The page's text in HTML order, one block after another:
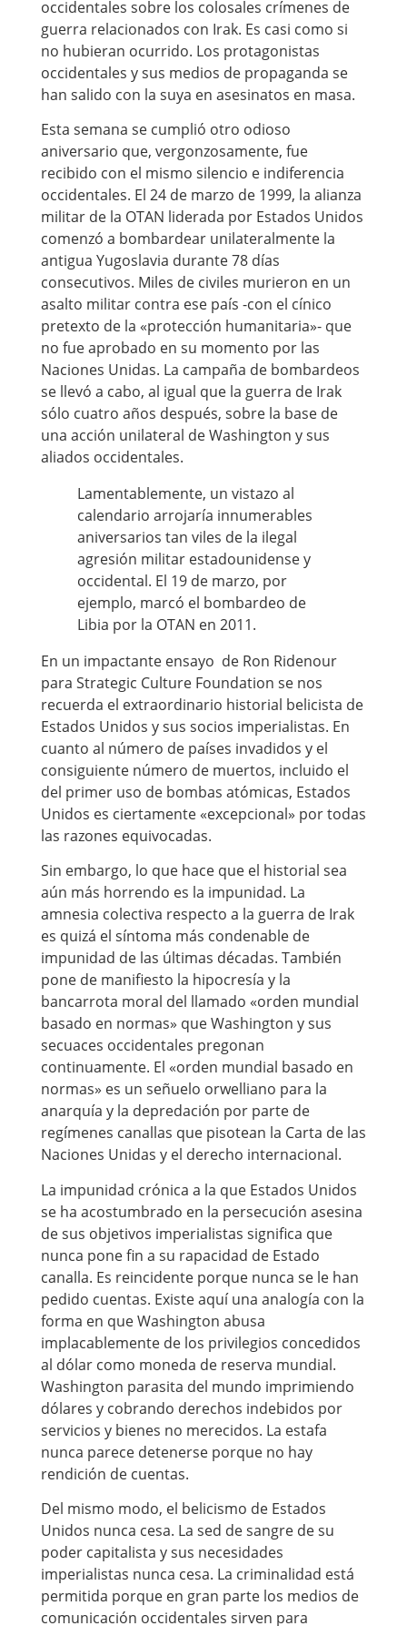
occidentales sobre los colosales crímenes de
guerra relacionados con Irak. Es casi como si
no hubieran ocurrido. Los protagonistas
occidentales y sus medios de propaganda se
han salido con la suya en asesinatos en masa.
Esta semana se cumplió otro odioso
aniversario que, vergonzosamente, fue
recibido con el mismo silencio e indiferencia
occidentales. El 24 de marzo de 1999, la alianza
militar de la OTAN liderada por Estados Unidos
comenzó a bombardear unilateralmente la
antigua Yugoslavia durante 78 días
consecutivos. Miles de civiles murieron en un
asalto militar contra ese país -con el cínico
pretexto de la «protección humanitaria»- que
no fue aprobado en su momento por las
Naciones Unidas. La campaña de bombardeos
se llevó a cabo, al igual que la guerra de Irak
sólo cuatro años después, sobre la base de
una acción unilateral de Washington y sus
aliados occidentales.
Lamentablemente, un vistazo al
calendario arrojaría innumerables
aniversarios tan viles de la ilegal
agresión militar estadounidense y
occidental. El 19 de marzo, por
ejemplo, marcó el bombardeo de
Libia por la OTAN en 2011.
En un impactante ensayo de Ron Ridenour
para Strategic Culture Foundation se nos
recuerda el extraordinario historial belicista de
Estados Unidos y sus socios imperialistas. En
cuanto al número de países invadidos y el
consiguiente número de muertos, incluido el
del primer uso de bombas atómicas, Estados
Unidos es ciertamente «excepcional» por todas
las razones equivocadas.
Sin embargo, lo que hace que el historial sea
aún más horrendo es la impunidad. La
amnesia colectiva respecto a la guerra de Irak
es quizá el síntoma más condenable de
impunidad de las últimas décadas. También
pone de manifiesto la hipocresía y la
bancarrota moral del llamado «orden mundial
basado en normas» que Washington y sus
secuaces occidentales pregonan
continuamente. El «orden mundial basado en
normas» es un señuelo orwelliano para la
anarquía y la depredación por parte de
regímenes canallas que pisotean la Carta de las
Naciones Unidas y el derecho internacional.
La impunidad crónica a la que Estados Unidos
se ha acostumbrado en la persecución asesina
de sus objetivos imperialistas significa que
nunca pone fin a su rapacidad de Estado
canalla. Es reincidente porque nunca se le han
pedido cuentas. Existe aquí una analogía con la
forma en que Washington abusa
implacablemente de los privilegios concedidos
al dólar como moneda de reserva mundial.
Washington parasita del mundo imprimiendo
dólares y cobrando derechos indebidos por
servicios y bienes no merecidos. La estafa
nunca parece detenerse porque no hay
rendición de cuentas.
Del mismo modo, el belicismo de Estados
Unidos nunca cesa. La sed de sangre de su
poder capitalista y sus necesidades
imperialistas nunca cesa. La criminalidad está
permitida porque en gran parte los medios de
comunicación occidentales sirven para